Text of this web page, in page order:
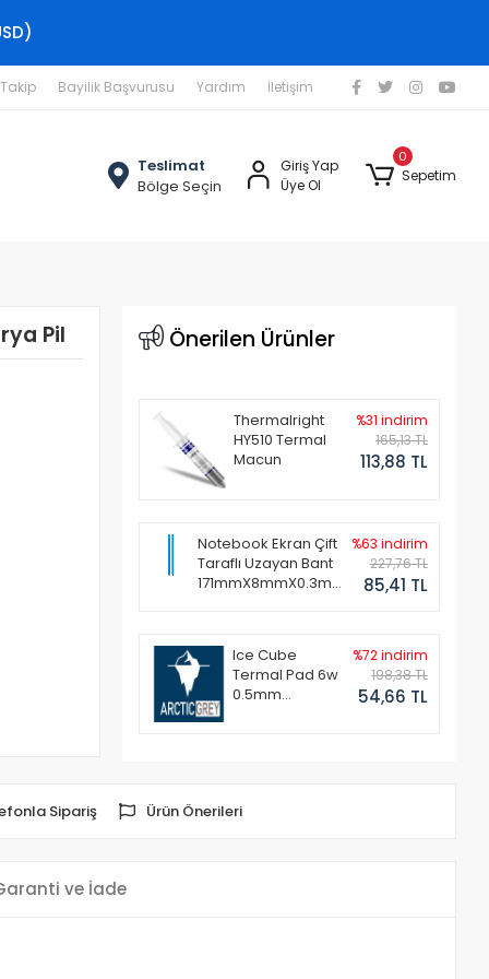
Bayilik Başvurusu Yardım İletişim
Teslimat
Bölge Seçin
Giriş Yap
Üye Ol
0
Sepetim
Pil Önerilen Ürünler
Thermalright
HY510 Termal
Macun
%31 indirim
165,13 TL
113,88 TL
Notebook Ekran Çift
Taraflı Uzayan Bant
171mmX8mmX0.3mm
%63 indirim
227,76 TL
85,41 TL
Ice Cube
Termal Pad 6w
0.5mm
%72 indirim
198,38 TL
54,66 TL
Sipariş Ürün Önerileri
ve İade